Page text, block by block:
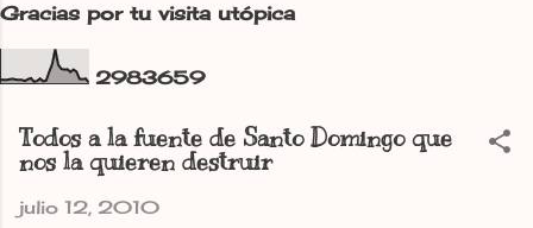
Gracias por tu visita utópica
2983659
Todos a la fuente de Santo Domingo que
nos la quieren destruir
julio 12, 2010